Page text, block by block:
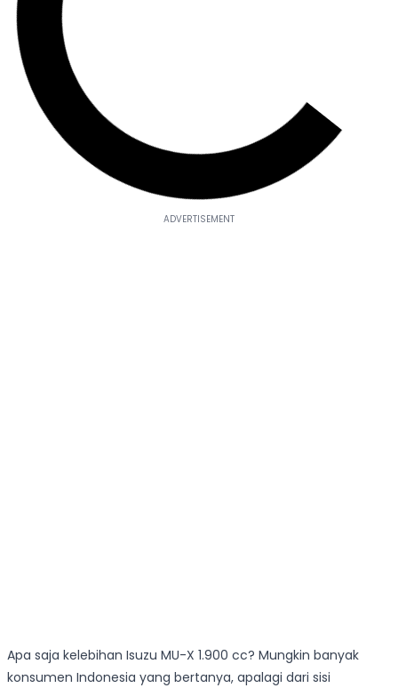
Apa saja kelebihan Isuzu MU-X 1.900 cc? Mungkin banyak
konsumen Indonesia yang bertanya, apalagi dari sisi